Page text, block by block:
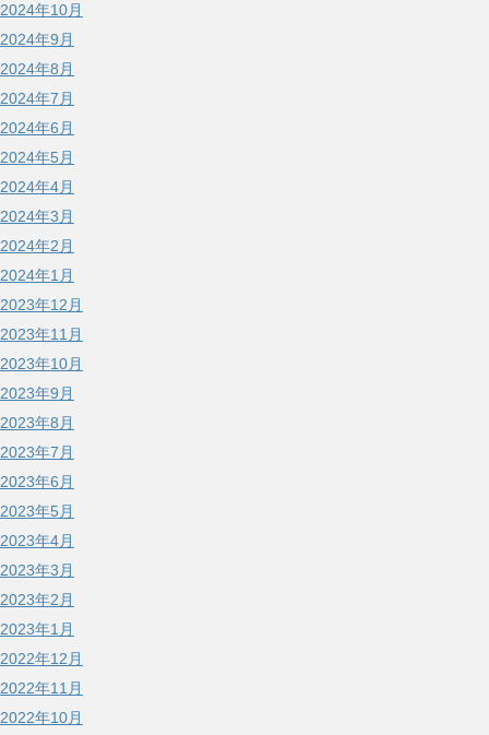
2024年10月
2024年9月
2024年8月
2024年7月
2024年6月
2024年5月
2024年4月
2024年3月
2024年2月
2024年1月
2023年12月
2023年11月
2023年10月
2023年9月
2023年8月
2023年7月
2023年6月
2023年5月
2023年4月
2023年3月
2023年2月
2023年1月
2022年12月
2022年11月
2022年10月